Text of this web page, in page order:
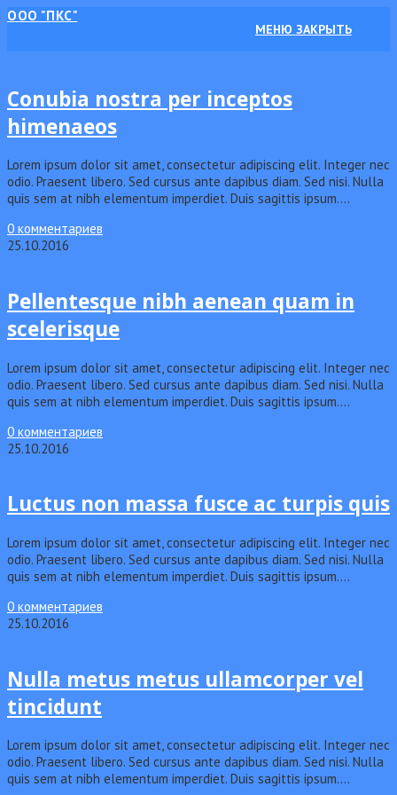
Перейти
ООО "ПКС"
МЕНЮ ЗАКРЫТЬ
Conubia nostra per inceptos
himenaeos
Lorem ipsum dolor sit amet, consectetur adipiscing elit. Integer nec
odio. Praesent libero. Sed cursus ante dapibus diam. Sed nisi. Nulla
quis sem at nibh elementum imperdiet. Duis sagittis ipsum.…
0 комментариев
25.10.2016
Pellentesque nibh aenean quam in
scelerisque
Lorem ipsum dolor sit amet, consectetur adipiscing elit. Integer nec
odio. Praesent libero. Sed cursus ante dapibus diam. Sed nisi. Nulla
quis sem at nibh elementum imperdiet. Duis sagittis ipsum.…
0 комментариев
25.10.2016
Luctus non massa fusce ac turpis quis
Lorem ipsum dolor sit amet, consectetur adipiscing elit. Integer nec
odio. Praesent libero. Sed cursus ante dapibus diam. Sed nisi. Nulla
quis sem at nibh elementum imperdiet. Duis sagittis ipsum.…
0 комментариев
25.10.2016
Nulla metus metus ullamcorper vel
tincidunt
Lorem ipsum dolor sit amet, consectetur adipiscing elit. Integer nec
odio. Praesent libero. Sed cursus ante dapibus diam. Sed nisi. Nulla
quis sem at nibh elementum imperdiet. Duis sagittis ipsum.…